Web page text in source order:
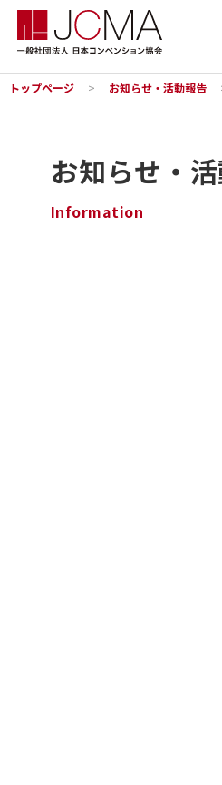
トップページ お知らせ・活動報告
お知らせ・
Information